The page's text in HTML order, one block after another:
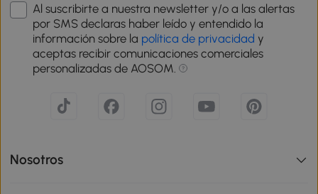
Al suscribirte a nuestra newsletter y/o a las alertas
por SMS declaras haber leído y entendido la
información sobre la política de privacidad y
aceptas recibir comunicaciones comerciales
personalizadas de AOSOM.
Nosotros